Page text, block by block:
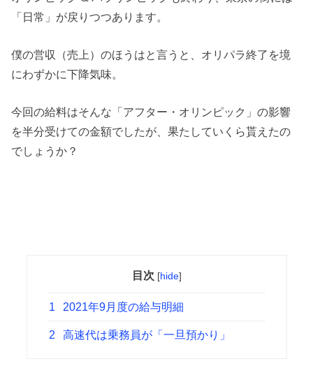
「日常」が戻りつつあります。
僕の営収（売上）のほうはと言うと、オリパラ終了を境
にわずかに下降気味。
今回の給料はそんな「アフター・オリンピック」の影響
を半分受けての金額でしたが、果たしていくら貰えたの
でしょうか？
目次 [hide]
1 2021年9月度の給与明細
2 高速代は乗務員が「一旦預かり」